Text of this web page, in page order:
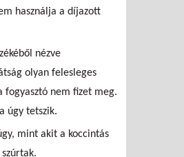
használja a díjazott
nézve
olyan felesleges
fogyasztó nem fizet meg.
úgy tetszik.
mint akit a koccintás